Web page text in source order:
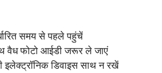
समय से पहले पहुंचें
वैध फोटो आईडी जरूर ले जाएं
इलेक्ट्रॉनिक डिवाइस साथ न रखें